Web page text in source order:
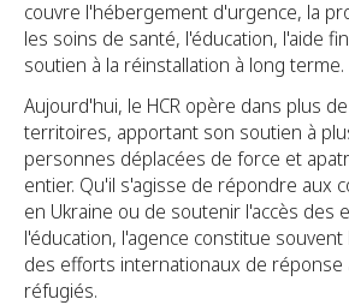
couvre l'hébergement d'urgence, la
les soins de santé, l'éducation, l'aide
soutien à la réinstallation à long terme.
Aujourd'hui, le HCR opère dans plus
territoires, apportant son soutien à
personnes déplacées de force et
entier. Qu'il s'agisse de répondre aux
en Ukraine ou de soutenir l'accès des
l'éducation, l'agence constitue
des efforts internationaux de réponse
réfugiés.